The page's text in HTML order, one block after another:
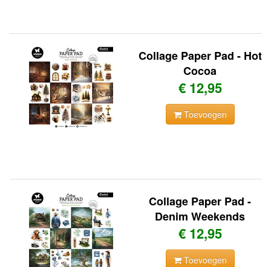
Collage Paper Pad - Hot
Cocoa
€ 12,95
Toevoegen
Collage Paper Pad -
Denim Weekends
€ 12,95
Toevoegen